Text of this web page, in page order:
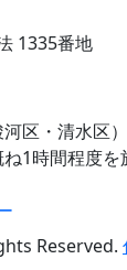
1335番地
区・清水区
1時間程度を
Reserved.